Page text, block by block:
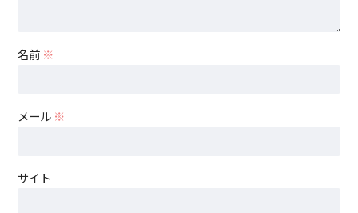
名前 ※
メール ※
サイト